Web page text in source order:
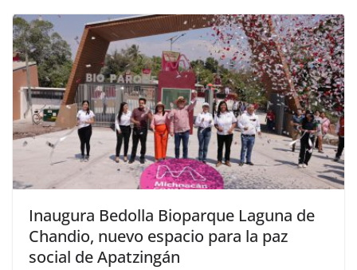
Inaugura Bedolla Bioparque Laguna de
Chandio, nuevo espacio para la paz
social de Apatzingán